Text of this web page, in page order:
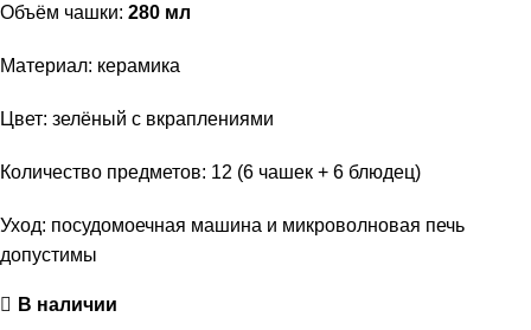
Объём чашки: 280 мл
Материал: керамика
Цвет: зелёный с вкраплениями
Количество предметов: 12 (6 чашек + 6 блюдец)
Уход: посудомоечная машина и микроволновая печь
допустимы
В наличии